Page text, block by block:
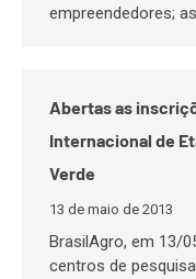
empreendedores;
Abertas as
Internacional de
Verde
13 de maio de 2013
BrasilAgro, em 13/
centros de